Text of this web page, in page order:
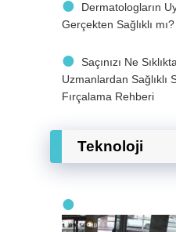
Dermatologların
Gerçekten Sağlıklı mı?
Saçınızı Ne
Uzmanlardan Sağlıklı
Fırçalama Rehberi
Teknoloji